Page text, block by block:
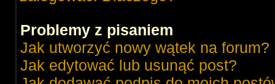
Problemy z pisaniem
Jak utworzyć nowy wątek na forum?
Jak edytować lub usunąć post?